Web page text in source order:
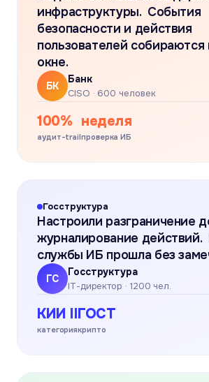
инфраструктуры. События
безопасности и действия
пользователей
окне.
БК
Банк
CISO · 600 человек
100%
аудит-trail
неделя
проверка ИБ
Госструктура
Настроили разграничение
журналирование действий.
службы ИБ прошла без
ГС
Госструктура
IT-директор · 1200 чел.
КИИ II
категория
ГОСТ
крипто